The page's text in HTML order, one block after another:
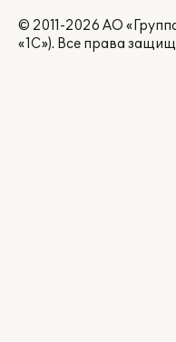
© 2011-2026 АО
«1С»). Все права